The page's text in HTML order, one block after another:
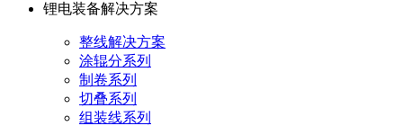
锂电装备解决方案
整线解决方案
涂辊分系列
制卷系列
切叠系列
组装线系列